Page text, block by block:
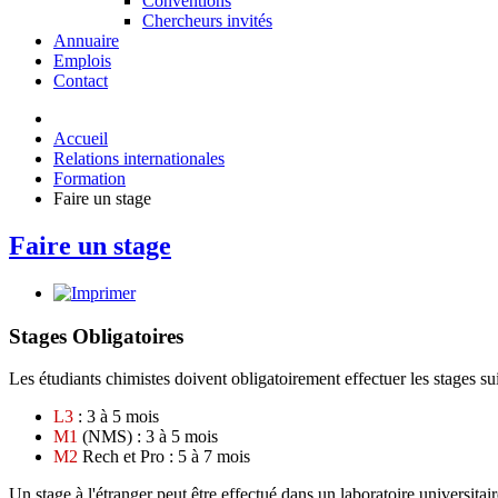
Chercheurs invités
Annuaire
Emplois
Contact
Accueil
Relations internationales
Formation
Faire un stage
Faire un stage
Stages Obligatoires
Les étudiants chimistes doivent obligatoirement effectuer les stages
L3 : 3 à 5 mois
M1 (NMS) : 3 à 5 mois
M2 Rech et Pro : 5 à 7 mois